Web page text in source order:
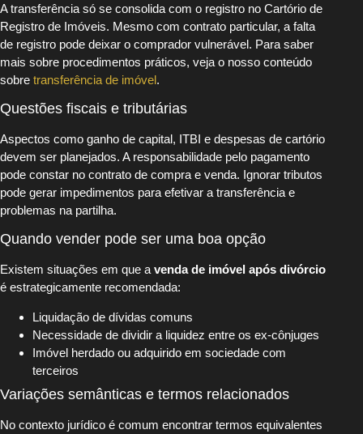
A transferência só se consolida com o registro no Cartório de
Registro de Imóveis. Mesmo com contrato particular, a falta
de registro pode deixar o comprador vulnerável. Para saber
mais sobre procedimentos práticos, veja o nosso conteúdo
sobre transferência de imóvel.
Questões fiscais e tributárias
Aspectos como ganho de capital, ITBI e despesas de cartório
devem ser planejados. A responsabilidade pelo pagamento
pode constar no contrato de compra e venda. Ignorar tributos
pode gerar impedimentos para efetivar a transferência e
problemas na partilha.
Quando vender pode ser uma boa opção
Existem situações em que avenda de imóvel após divórcio
é estrategicamente recomendada:
Liquidação de dívidas comuns
Necessidade de dividir a liquidez entre os ex-cônjuges
Imóvel herdado ou adquirido em sociedade com
terceiros
Variações semânticas e termos relacionados
No contexto jurídico é comum encontrar termos equivalentes